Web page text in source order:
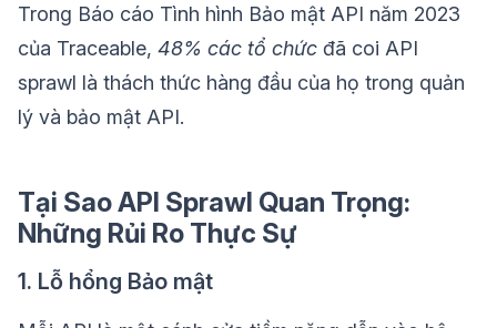
Trong Báo cáo Tình hình Bảo mật API năm 2023
của Traceable, 48% các tổ chức đã coi API
sprawl là thách thức hàng đầu của họ trong quản
lý và bảo mật API.
Tại Sao API Sprawl Quan Trọng:
Những Rủi Ro Thực Sự
1. Lỗ hổng Bảo mật